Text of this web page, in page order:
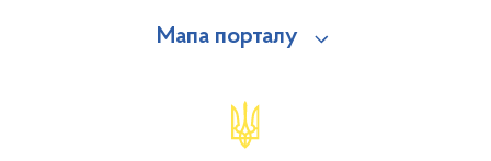
Мапа порталу